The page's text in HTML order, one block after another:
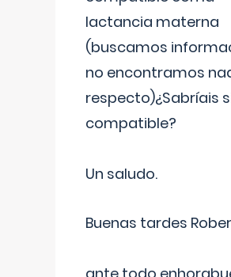
lactancia materna
(buscamos
no encontramos
respecto)¿Sabríais
compatible?
Un saludo.
Buenas tardes